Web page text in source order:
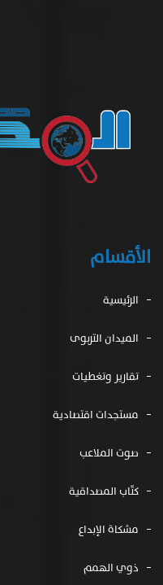
الأقسام
الرئيسية
الميدان التربوى
تقارير وتغطيات
مستجدات اقتصادية
صوت الملاعب
كتّاب المصداقية
مشكاة الإبداع
ذوي الهمم